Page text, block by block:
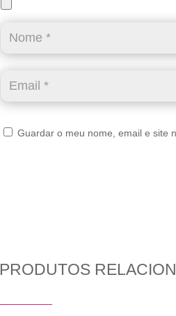
Guardar o meu nome, email e site
PRODUTOS